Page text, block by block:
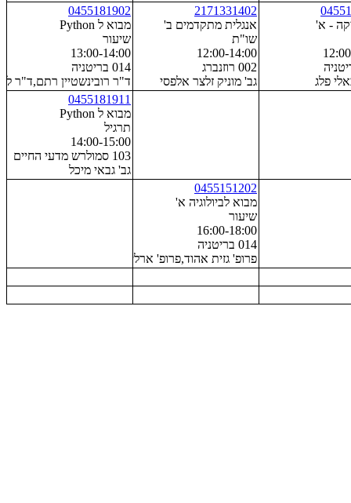
- א'
פלג
2171331402
אנגלית מתקדמים ב'
שו"ת
12:00-14:00
002 רוזנברג
גב' מוניק זלצר אלפסי
0455181902
מבוא ל Python
שיעור
13:00-14:00
014 בריטניה
ד"ר רובינשטיין רתם,ד"ר
0455181911
מבוא ל Python
תרגיל
14:00-15:00
103 סמולרש מדעי החיים
גב' גבאי מיכל
אבני עדי,פרופ' רכבי עודד
0455151202
מבוא לביולוגיה א'
שיעור
16:00-18:00
014 בריטניה
פרופ' גזית אהוד,פרופ' ארליך מרסלו,פרופ' אבני